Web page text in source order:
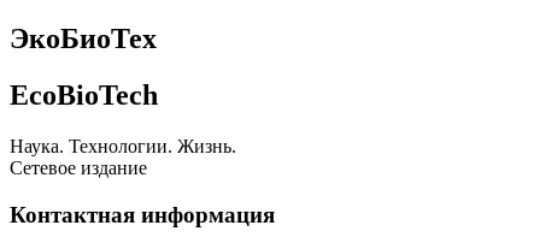
ЭкоБиоТех
EcoBioTech
Наука. Технологии. Жизнь.
Сетевое издание
Контактная информация